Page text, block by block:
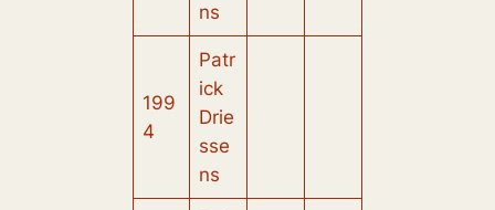
ns
199
4
Patr
ick
Drie
sse
ns